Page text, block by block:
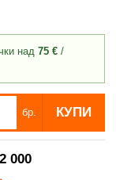
над 75 € /
бр. КУПИ
000